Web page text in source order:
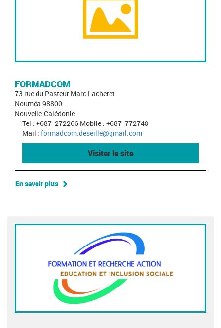
FORMADCOM
73 rue du Pasteur Marc Lacheret
Nouméa 98800
Nouvelle-Calédonie
Tel : +687_272266 Mobile : +687_772748
Mail : formadcom.deseille@gmail.com
Visiter le site
En savoir plus